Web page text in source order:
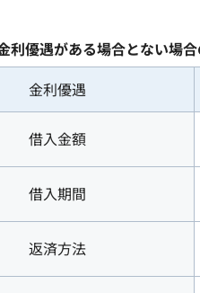
利優遇がある場合とない場
金利優遇
借入金額
借入期間
返済方法